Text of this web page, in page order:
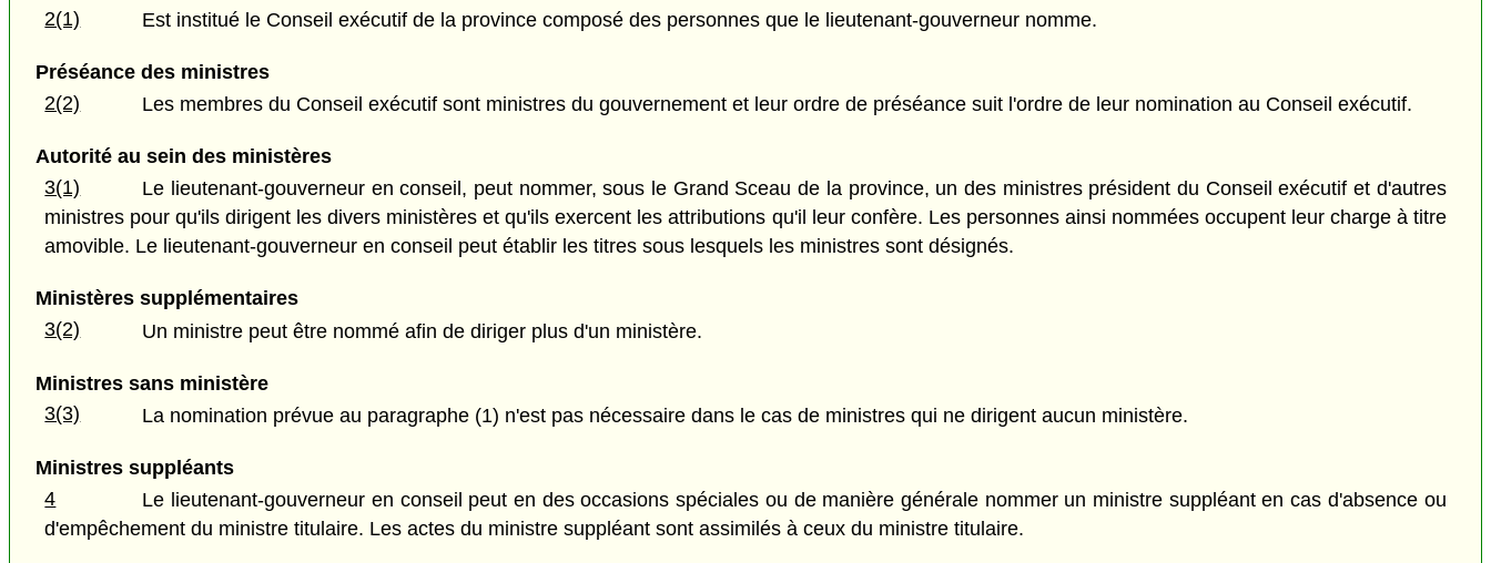
2(1)
Est institué le Conseil exécutif de la province composé des personnes que le lieutenant-gouverneur nomme.
Préséance des ministres
2(2)
Les membres du Conseil exécutif sont ministres du gouvernement et leur ordre de préséance suit l'ordre de leur nomination au Conseil exécutif.
Autorité au sein des ministères
3(1)
Le lieutenant-gouverneur en conseil, peut nommer, sous le Grand Sceau de la province, un des ministres président du Conseil exécutif et d'autres
ministres pour qu'ils dirigent les divers ministères et qu'ils exercent les attributions qu'il leur confère. Les personnes ainsi nommées occupent leur charge à titre
amovible. Le lieutenant-gouverneur en conseil peut établir les titres sous lesquels les ministres sont désignés.
Ministères supplémentaires
3(2)
Un ministre peut être nommé afin de diriger plus d'un ministère.
Ministres sans ministère
3(3)
La nomination prévue au paragraphe (1) n'est pas nécessaire dans le cas de ministres qui ne dirigent aucun ministère.
Ministres suppléants
4
Le lieutenant-gouverneur en conseil peut en des occasions spéciales ou de manière générale nommer un ministre suppléant en cas d'absence ou
d'empêchement du ministre titulaire. Les actes du ministre suppléant sont assimilés à ceux du ministre titulaire.